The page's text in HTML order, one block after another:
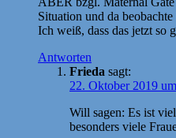
Situation und da
Ich weiß, dass das jetzt so
Antworten
Frieda sagt:
22. Oktober 2019
Will sagen: Es ist
besonders viele